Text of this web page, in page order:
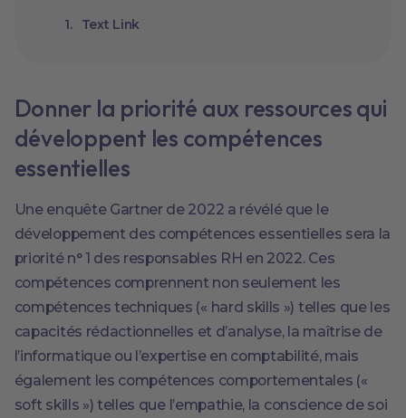
Text Link
Donner la priorité aux ressources qui
développent les compétences
essentielles
Une enquête Gartner de 2022 a révélé que le
développement des compétences essentielles sera la
priorité n° 1 des responsables RH en 2022. Ces
compétences comprennent non seulement les
compétences techniques (« hard skills ») telles que les
capacités rédactionnelles et d’analyse, la maîtrise de
l’informatique ou l’expertise en comptabilité, mais
également les compétences comportementales («
soft skills ») telles que l’empathie, la conscience de soi